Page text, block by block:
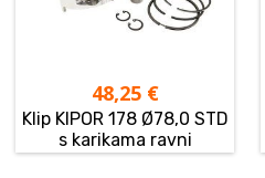
48,25 €
Klip KIPOR 178 Ø78,0 STD
s karikama ravni